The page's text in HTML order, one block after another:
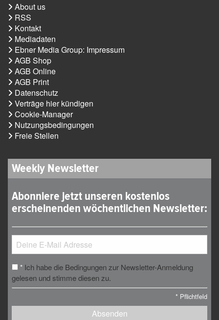
About us
RSS
Kontakt
Mediadaten
Ebner Media Group: Impressum
AGB Shop
AGB Online
AGB Print
Datenschutz
Verträge hier kündigen
Cookie-Manager
Nutzungsbedingungen
Freie Stellen
Weekly Newsletter
Abonniere jetzt unseren kostenlos
erscheinenden wöchentlichen Newsletter:
* Ich habe die Bedingungen zur Newsletter-Anmeldung
gelesen und stimme diesen zu.
* Pflichtfeld
Absenden